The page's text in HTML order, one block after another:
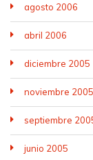
agosto 2006
abril 2006
diciembre 2005
noviembre 2005
septiembre
junio 2005